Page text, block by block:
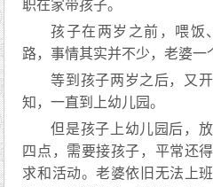
职在家带孩子。
孩子在两岁之前，喂饭
路，事情其实并不少，老婆一
等到孩子两岁之后，又
知，一直到上幼儿园。
但是孩子上幼儿园后，
四点，需要接孩子，平常还
求和活动。老婆依旧无法上